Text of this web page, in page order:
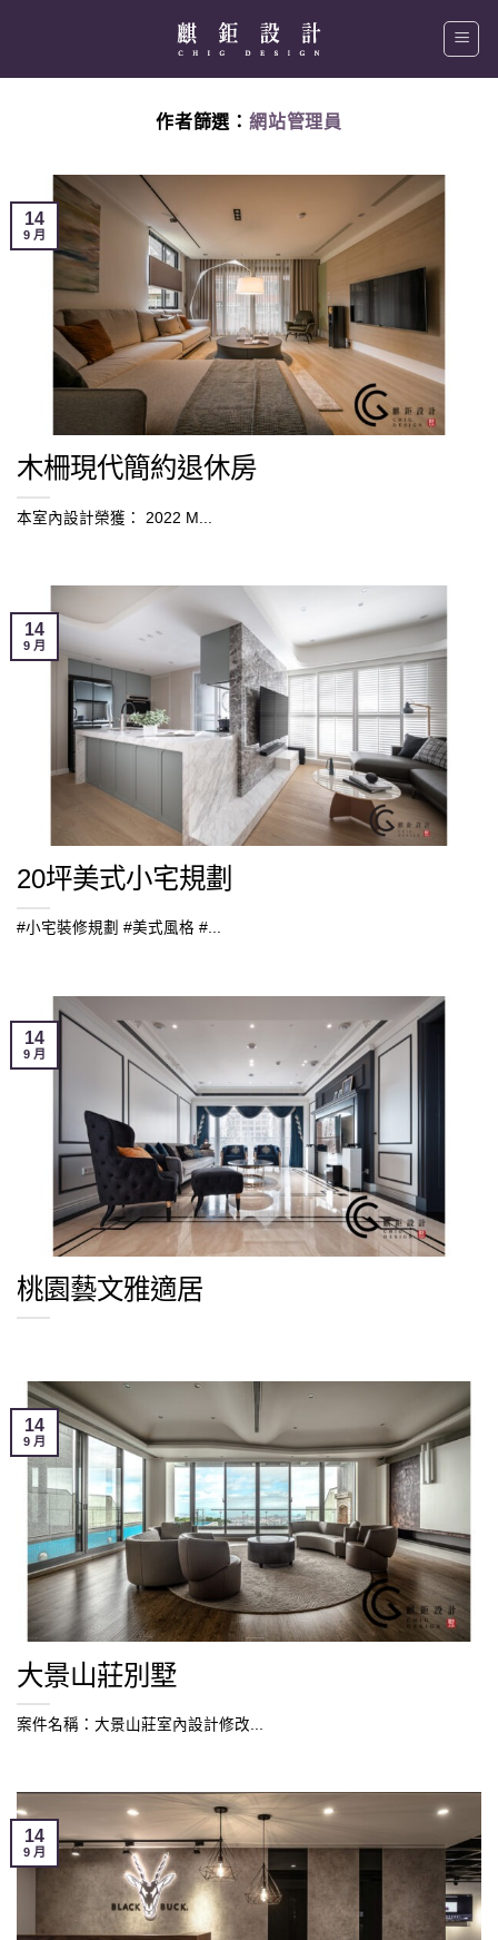
作者篩選： 網站管理員
木柵現代簡約退休房
本室內設計榮獲： 2022 M...
14
9 月
20坪美式小宅規劃
#小宅裝修規劃 #美式風格 #...
14
9 月
桃園藝文雅適居
14
9 月
大景山莊別墅
案件名稱：大景山莊室內設計修改...
14
9 月
14
9 月